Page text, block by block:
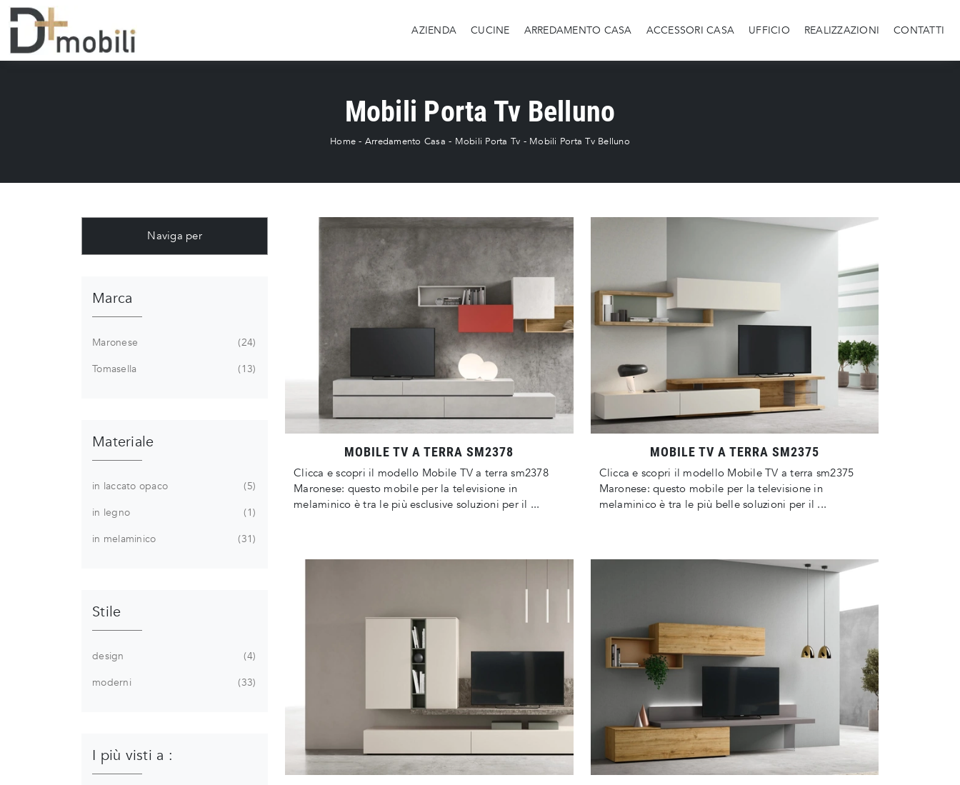
AZIENDA CUCINE ARREDAMENTO CASA ACCESSORI CASA UFFICIO REALIZZAZIONI CONTATTI
Mobili Porta Tv Belluno
Home - Arredamento Casa - Mobili Porta Tv - Mobili Porta Tv Belluno
MOBILE TV A TERRA SM2378
Clicca e scopri il modello Mobile TV a terra sm2378
Maronese: questo mobile per la televisione in
melaminico è tra le più esclusive soluzioni per il ...
MOBILE TV A TERRA SM2375
Clicca e scopri il modello Mobile TV a terra sm2375
Maronese: questo mobile per la televisione in
melaminico è tra le più belle soluzioni per il ...
Naviga per
Marca
Maronese
24
Tomasella
13
Materiale
in laccato opaco
5
in legno
1
in melaminico
31
Stile
design
4
moderni
33
I più visti a :